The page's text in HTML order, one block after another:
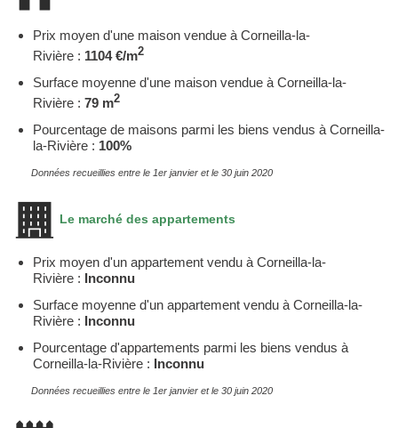
Prix moyen d'une maison vendue à Corneilla-la-
Rivière : 1104 €/m2
Surface moyenne d'une maison vendue à Corneilla-la-
Rivière : 79 m2
Pourcentage de maisons parmi les biens vendus à Corneilla-
la-Rivière : 100%
Données recueillies entre le 1er janvier et le 30 juin 2020
Le marché des appartements
Prix moyen d'un appartement vendu à Corneilla-la-
Rivière : Inconnu
Surface moyenne d'un appartement vendu à Corneilla-la-
Rivière : Inconnu
Pourcentage d'appartements parmi les biens vendus à
Corneilla-la-Rivière : Inconnu
Données recueillies entre le 1er janvier et le 30 juin 2020